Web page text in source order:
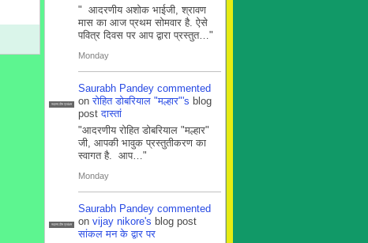
" आदरणीय अशोक भाईजी, श्रावण
मास का आज प्रथम सोमवार है. ऐसे
पवित्र दिवस पर आप द्वारा प्रस्तुत…"
Monday
सदस्य टीम प्रबंधन
Saurabh Pandey commented
onरोहित डोबरियाल "मल्हार"'s blog
postदास्तां
"आदरणीय रोहित डोबरियाल "मल्हार"
जी, आपकी भावुक प्रस्तुतीकरण का
स्वागत है. आप…"
Monday
सदस्य टीम प्रबंधन
Saurabh Pandey commented
on vijay nikore's blog post
सांकल मन के द्वार पर